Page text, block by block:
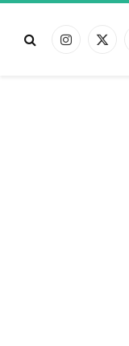
X
الانستغرام